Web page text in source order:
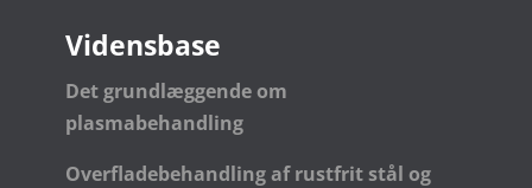
Vidensbase
Det grundlæggende om
plasmabehandling
Overfladebehandling af rustfrit stål og